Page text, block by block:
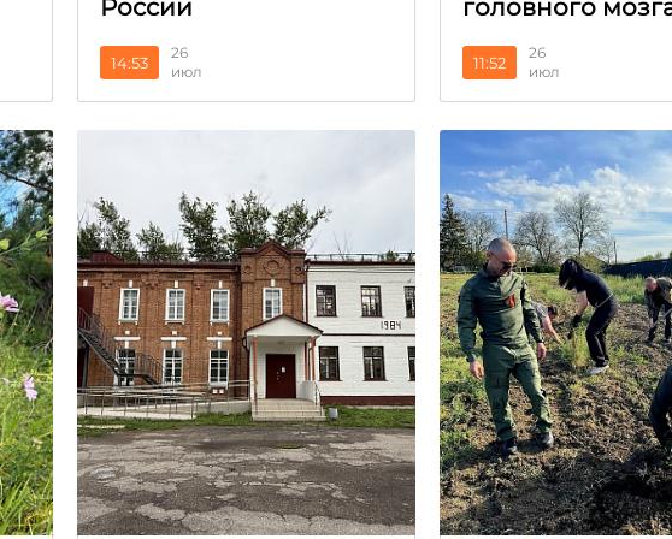
России
14:53
26
июл
головного
11:52
26
июл